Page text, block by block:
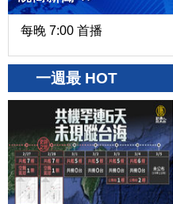
每晚 7:00 首播
一週最 HOT